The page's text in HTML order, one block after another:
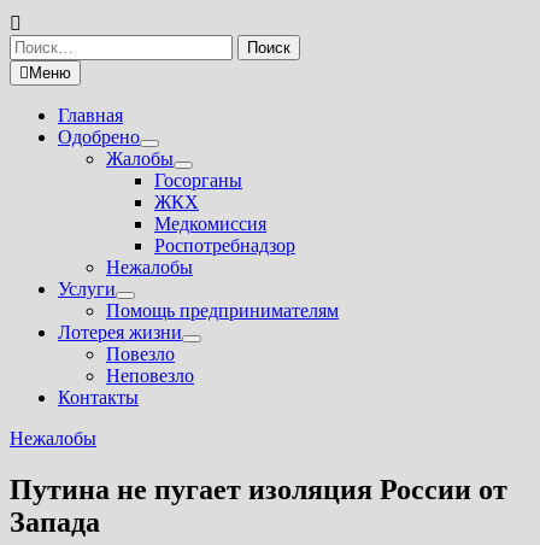
Найти:
Меню
Главная
Одобрено
Показать
подменю
Жалобы
Показать
подменю
Госорганы
ЖКХ
Медкомиссия
Роспотребнадзор
Нежалобы
Услуги
Показать
подменю
Помощь предпринимателям
Лотерея жизни
Показать
Повезло
Неповезло
Контакты
Нежалобы
Путина не пугает изоляция России от
Запада